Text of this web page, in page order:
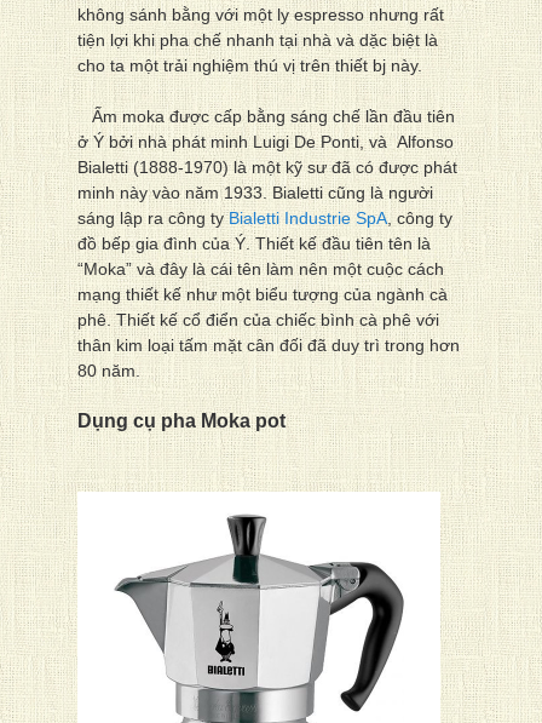
không sánh bằng với một ly espresso nhưng rất
tiện lợi khi pha chế nhanh tại nhà và dặc biệt là
cho ta một trải nghiệm thú vị trên thiết bj này.
Ấm moka được cấp bằng sáng chế lần đầu tiên
ở Ý bởi nhà phát minh Luigi De Ponti, và Alfonso
Bialetti (1888-1970) là một kỹ sư đã có được phát
minh này vào năm 1933. Bialetti cũng là người
sáng lập ra công tyBialetti Industrie SpA, công ty
đồ bếp gia đình của Ý. Thiết kế đầu tiên tên là
“Moka” và đây là cái tên làm nên một cuộc cách
mạng thiết kế như một biểu tượng của ngành cà
phê. Thiết kế cổ điển của chiếc bình cà phê với
thân kim loại tấm mặt cân đối đã duy trì trong hơn
80 năm.
Dụng cụ pha Moka pot